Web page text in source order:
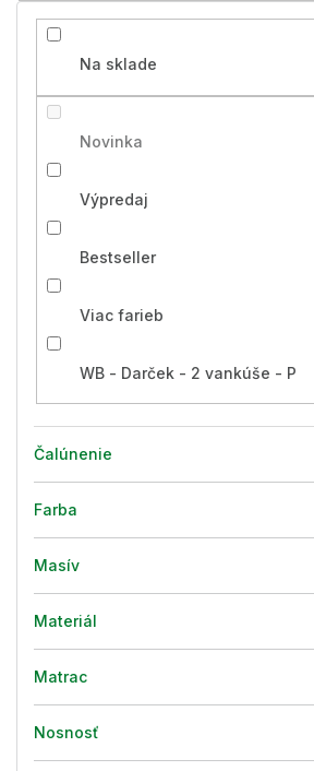
Na sklade
Novinka
Výpredaj
Bestseller
Viac farieb
WB - Darček - 2 vankúše - P
Čalúnenie
Farba
Masív
Materiál
Matrac
Nosnosť